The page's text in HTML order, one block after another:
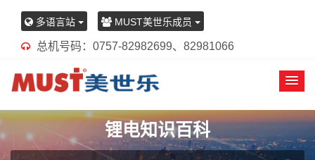
多语言站 MUST美世乐成员
总机号码：0757-82982699、82981066
锂电知识百科